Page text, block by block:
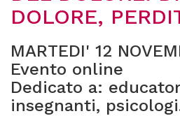
DOLORE,
MARTEDI' 12
Evento online
Dedicato a:
insegnanti,